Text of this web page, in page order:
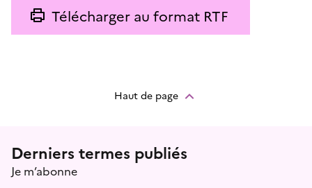
Télécharger au format RTF
Haut de page
Menu prefooter
Derniers termes publiés
Je m’abonne